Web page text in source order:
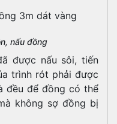
nấu đồng
được nấu sôi, tiến
trình rót phải được
đều để đồng có thể
không sợ đồng bị